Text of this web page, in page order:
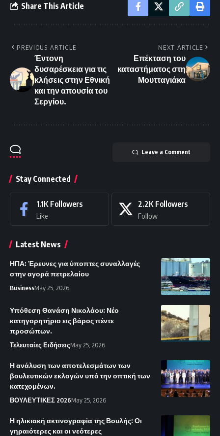
Share This Article
PREVIOUS ARTICLE
Έντονη
δυσαρέσκεια για τις
κλήσεις στην Εθνική
και την απουσία του
Σεργίου.
NEXT ARTICLE
Επέκταση του
καταστήματος στη
Μουτταγιάκα
Leave a Comment
Stay Connected
1.1K Followers
Like
2.2K Followers
Follow
Latest News
ΗΠΑ: Έρευνες για ύποπτες συναλλαγές
στην αγορά πετρελαίου
BusinessMay 25, 2026
Υπόθεση Θανάση Νικολάου: Νέο
κατηγορητήριο εις βάρος πέντε
προσώπων.
Τελευταίες ΕιδήσειςMay 25, 2026
Η ανάλυση των αποτελεσμάτων των
βουλευτικών εκλογών υπό την οπτική των
κατεχομένων.
ΒΟΥΛΕΥΤΙΚΕΣ 2026May 25, 2026
Η ηλικιακή ακτινογραφία της Βουλής: Οι
γηραιότερες και οι νεότερες